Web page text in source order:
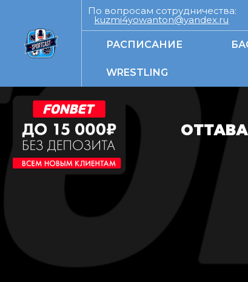
По вопросам сотрудничества:
kuzmi4yowanton@yandex.ru
РАСПИСАНИЕ
WRESTLING